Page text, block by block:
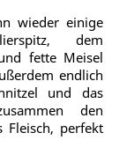
wieder einige
dem
fette Meisel
endlich
und das
den
Fleisch, perfekt